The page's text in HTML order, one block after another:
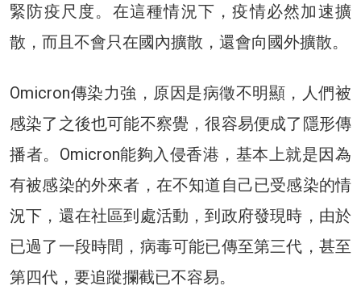
緊防疫尺度。在這種情況下，疫情必然加速擴
散，而且不會只在國內擴散，還會向國外擴散。
Omicron傳染力強，原因是病徵不明顯，人們被
感染了之後也可能不察覺，很容易便成了隱形傳
播者。Omicron能夠入侵香港，基本上就是因為
有被感染的外來者，在不知道自己已受感染的情
況下，還在社區到處活動，到政府發現時，由於
已過了一段時間，病毒可能已傳至第三代，甚至
第四代，要追蹤攔截已不容易。